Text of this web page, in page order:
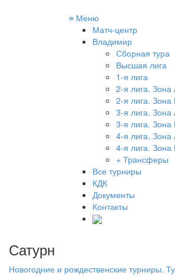
≡ Меню
Матч-центр
Владимир
Сборная тура
Высшая лига
1-я лига
2-я лига. Зона
2-я лига. Зона
3-я лига. Зона
3-я лига. Зона
4-я лига. Зона
4-я лига. Зона
+ Трансферы
Все турниры
КДК
Документы
Контакты
Сатурн
Новогодние и рождественские турниры.